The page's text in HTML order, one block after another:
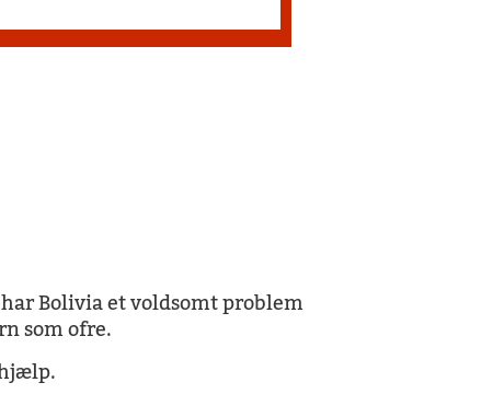
Bolivia et voldsomt problem
som ofre.